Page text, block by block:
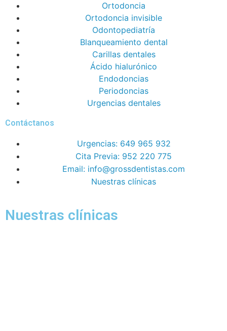
Ortodoncia
Ortodoncia invisible
Odontopediatría
Blanqueamiento dental
Carillas dentales
Ácido hialurónico
Endodoncias
Periodoncias
Urgencias dentales
Contáctanos
Urgencias: 649 965 932
Cita Previa: 952 220 775
Email: info@grossdentistas.com
Nuestras clínicas
Nuestras clínicas